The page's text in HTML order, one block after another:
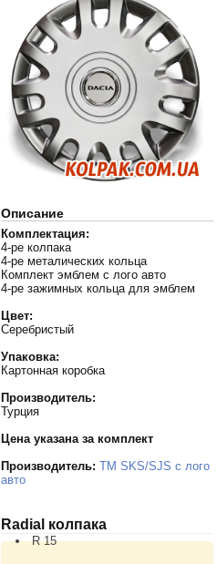
Описание
Комплектация:
4-ре колпака
4-ре металических кольца
Комплект эмблем с лого авто
4-ре зажимных кольца для эмблем
Цвет:
Серебристый
Упаковка:
Картонная коробка
Производитель:
Турция
Цена указана за комплект
Производитель: TM SKS/SJS с лого
авто
Radial колпака
R 15